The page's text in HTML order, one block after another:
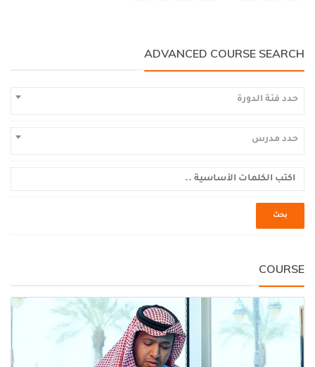
ADVANCED COURSE SEARCH
حدد فئة الدورة
حدد مدرس
COURSE